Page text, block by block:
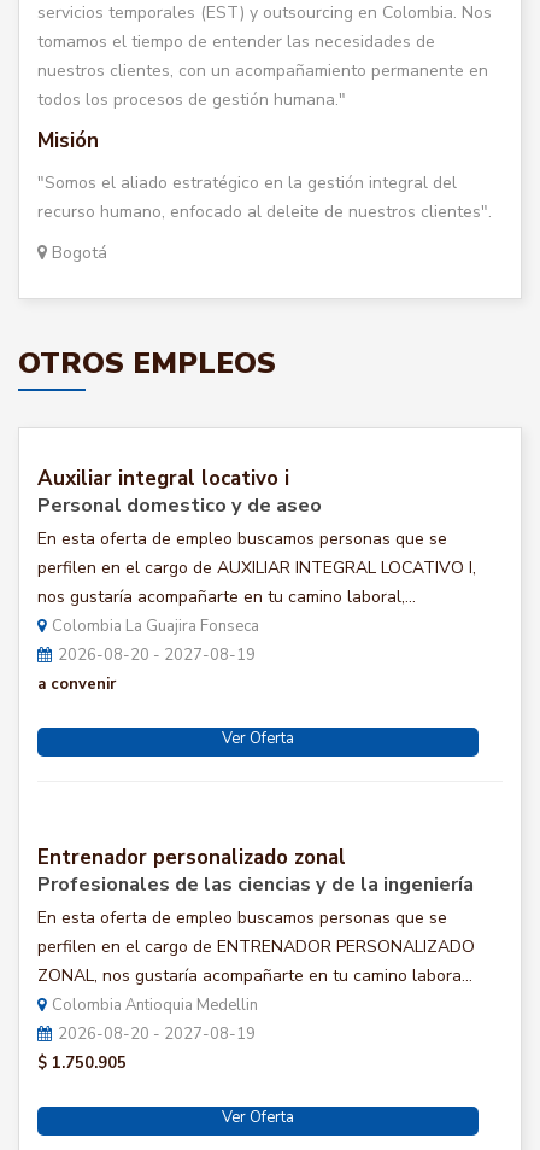
servicios temporales (EST) y outsourcing en Colombia. Nos
tomamos el tiempo de entender las necesidades de
nuestros clientes, con un acompañamiento permanente en
todos los procesos de gestión humana."
Misión
"Somos el aliado estratégico en la gestión integral del
recurso humano, enfocado al deleite de nuestros clientes".
Bogotá
OTROS EMPLEOS
Auxiliar integral locativo i
Personal domestico y de aseo
En esta oferta de empleo buscamos personas que se
perfilen en el cargo de AUXILIAR INTEGRAL LOCATIVO I,
nos gustaría acompañarte en tu camino laboral,...
Colombia La Guajira Fonseca
2026-08-20 - 2027-08-19
a convenir
Ver Oferta
Entrenador personalizado zonal
Profesionales de las ciencias y de la ingeniería
En esta oferta de empleo buscamos personas que se
perfilen en el cargo de ENTRENADOR PERSONALIZADO
ZONAL, nos gustaría acompañarte en tu camino labora...
Colombia Antioquia Medellin
2026-08-20 - 2027-08-19
$ 1.750.905
Ver Oferta